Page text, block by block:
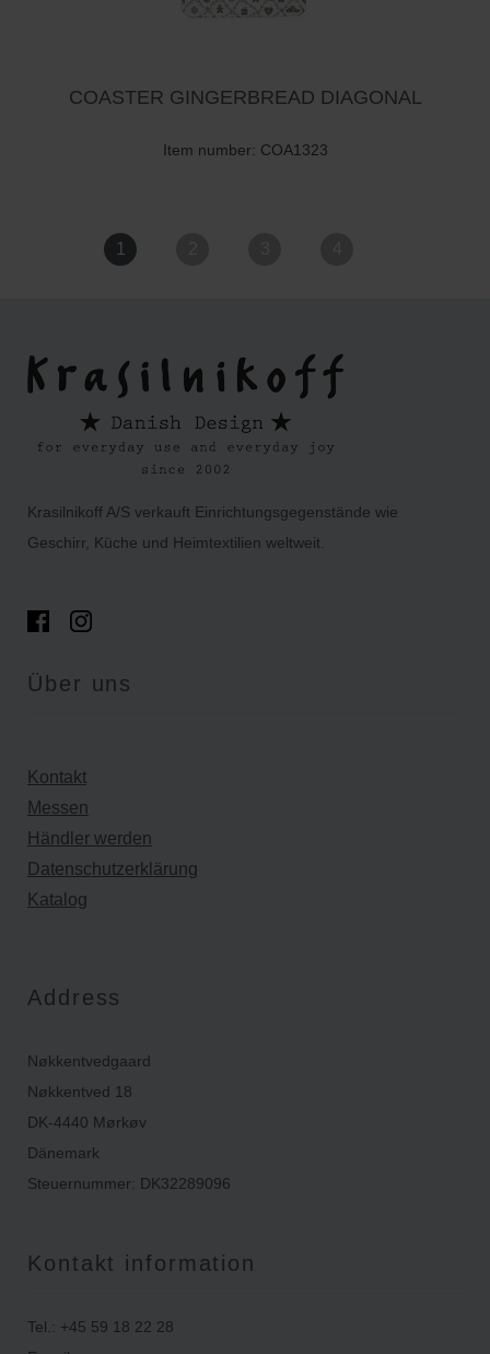
COASTER GINGERBREAD DIAGONAL
Item number: COA1323
1
Krasilnikoff A/S verkauft Einrichtungsgegenstände wie
Geschirr, Küche und Heimtextilien weltweit.
Über uns
Kontakt
Messen
Händler werden
Datenschutzerklärung
Katalog
Address
Nøkkentvedgaard
Nøkkentved 18
DK-4440 Mørkøv
Dänemark
Steuernummer: DK32289096
Kontakt information
Tel.: +45 59 18 22 28